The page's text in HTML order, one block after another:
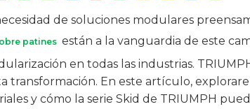
de soluciones modulares
patines están a la vanguardia de este
en todas las industrias.
transformación. En este artículo,
y cómo la serie Skid de TRIUMPH